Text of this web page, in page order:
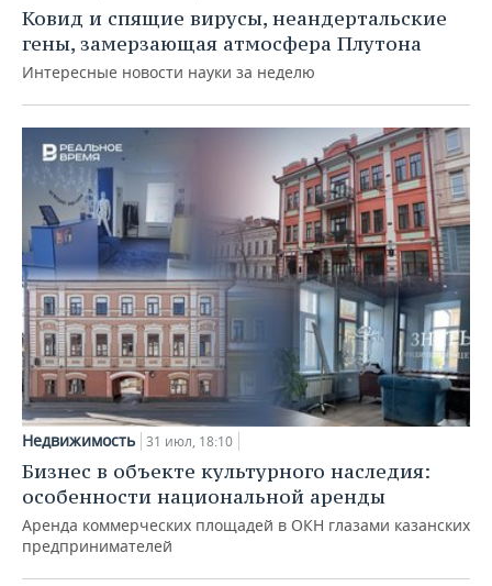
Ковид и спящие вирусы, неандертальские
гены, замерзающая атмосфера Плутона
Интересные новости науки за неделю
Недвижимость 31 июл, 18:10
Бизнес в объекте культурного наследия:
особенности национальной аренды
Аренда коммерческих площадей в ОКН глазами казанских
предпринимателей